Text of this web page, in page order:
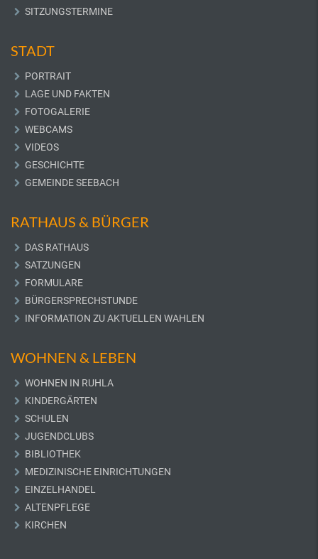
SITZUNGSTERMINE
STADT
PORTRAIT
LAGE UND FAKTEN
FOTOGALERIE
WEBCAMS
VIDEOS
GESCHICHTE
GEMEINDE SEEBACH
RATHAUS & BÜRGER
DAS RATHAUS
SATZUNGEN
FORMULARE
BÜRGERSPRECHSTUNDE
INFORMATION ZU AKTUELLEN WAHLEN
WOHNEN & LEBEN
WOHNEN IN RUHLA
KINDERGÄRTEN
SCHULEN
JUGENDCLUBS
BIBLIOTHEK
MEDIZINISCHE EINRICHTUNGEN
EINZELHANDEL
ALTENPFLEGE
KIRCHEN